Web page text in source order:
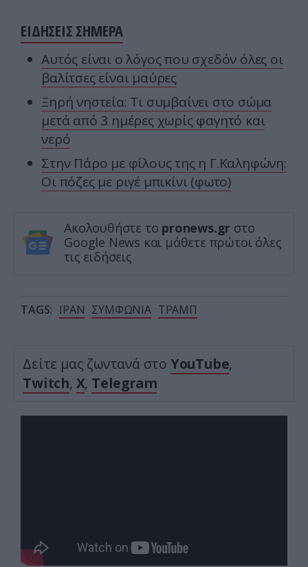
ΕΙΔΗΣΕΙΣ ΣΗΜΕΡΑ
Αυτός είναι ο λόγος που σχεδόν όλες οι
βαλίτσες είναι μαύρες
Ξηρή νηστεία: Τι συμβαίνει στο σώμα
μετά από 3 ημέρες χωρίς φαγητό και
νερό
Στην Πάρο με φίλους της η Γ.Καληφώνη:
Οι πόζες με ριγέ μπικίνι (φωτο)
Ακολουθήστε το pronews.gr στο
Google News και μάθετε πρώτοι όλες
τις ειδήσεις
TAGS: ΙΡΑΝ ΣΥΜΦΩΝΙΑ ΤΡΑΜΠ
Δείτε μας ζωντανά στο YouTube,
Twitch, X, Telegram